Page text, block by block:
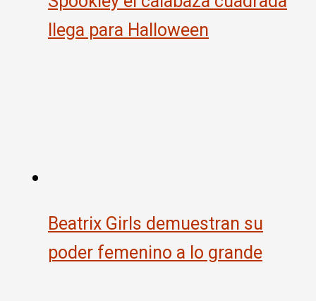
llega para Halloween
Beatrix Girls demuestran su
poder femenino a lo grande